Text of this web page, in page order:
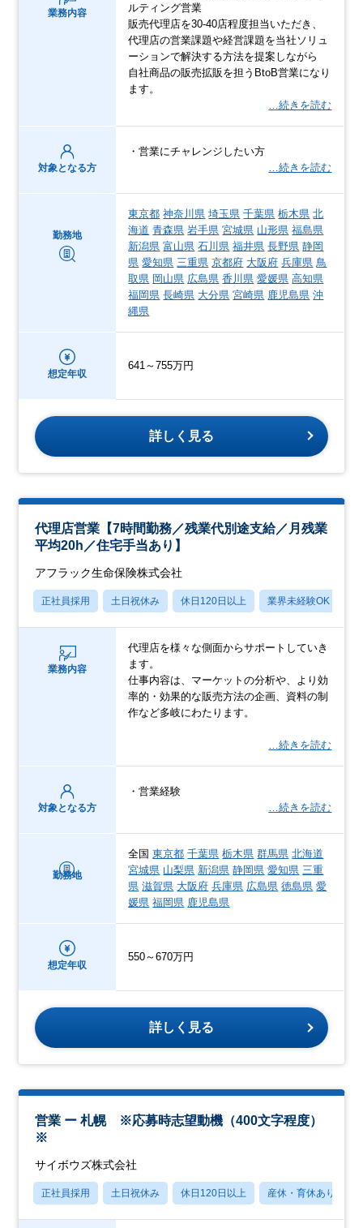
業務内容
ルティング営業
販売代理店を30-40店程度担当いただき、
代理店の営業課題や経営課題を当社ソリュ
ーションで解決する方法を提案しながら
自社商品の販売拡販を担うBtoB営業になり
ます。
…続きを読む
対象となる方
・営業にチャレンジしたい方
…続きを読む
勤務地
東京都 神奈川県 埼玉県 千葉県 栃木県 北
海道 青森県 岩手県 宮城県 山形県 福島県
新潟県 富山県 石川県 福井県 長野県 静岡
県 愛知県 三重県 京都府 大阪府 兵庫県 鳥
取県 岡山県 広島県 香川県 愛媛県 高知県
福岡県 長崎県 大分県 宮崎県 鹿児島県 沖
縄県
想定年収
641～755万円
詳しく見る
代理店営業【7時間勤務／残業代別途支給／月残業
平均20h／住宅手当あり】
アフラック生命保険株式会社
正社員採用 土日祝休み 休日120日以上 業界未経験OK
業務内容
代理店を様々な側面からサポートしていき
ます。
仕事内容は、マーケットの分析や、より効
率的・効果的な販売方法の企画、資料の制
作など多岐にわたります。
…続きを読む
対象となる方
・営業経験
…続きを読む
勤務地
全国東京都 千葉県 栃木県 群馬県 北海道
宮城県 山梨県 新潟県 静岡県 愛知県 三重
県 滋賀県 大阪府 兵庫県 広島県 徳島県 愛
媛県 福岡県 鹿児島県
想定年収
550～670万円
詳しく見る
営業 ー 札幌 ※応募時志望動機（400文字程度）
※
サイボウズ株式会社
正社員採用 土日祝休み 休日120日以上 産休・育休あり